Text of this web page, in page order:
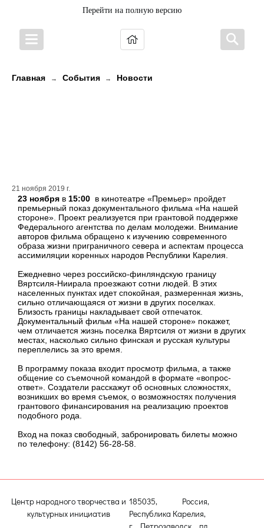
Перейти на полную версию
Главная → События → Новости
21 ноября 2019 г.
23 ноября в 15:00 в кинотеатре «Премьер» пройдет
премьерный показ документального фильма «На нашей
стороне». Проект реализуется при грантовой поддержке
Федерального агентства по делам молодежи. Внимание
авторов фильма обращено к изучению современного
образа жизни приграничного севера и аспектам процесса
ассимиляции коренных народов Республики Карелия.
Ежедневно через российско-финляндскую границу
Вяртсиля-Ниирала проезжают сотни людей. В этих
населенных пунктах идет спокойная, размеренная жизнь,
сильно отличающаяся от жизни в других поселках.
Близость границы накладывает свой отпечаток.
Документальный фильм «На нашей стороне» покажет,
чем отличается жизнь поселка Вяртсиля от жизни в других
местах, насколько сильно финская и русская культуры
переплелись за это время.
В программу показа входит просмотр фильма, а также
общение со съемочной командой в формате «вопрос-
ответ». Создатели расскажут об основных сложностях,
возникших во время съемок, о возможностях получения
грантового финансирования на реализацию проектов
подобного рода.
Вход на показ свободный, забронировать билеты можно
по телефону: (8142) 56-28-58.
Центр народного творчества и
культурных инициатив
185035, Россия,
Республика Карелия,